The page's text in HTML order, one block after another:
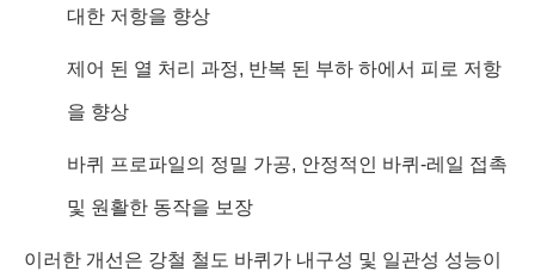
대한 저항을 향상
제어 된 열 처리 과정, 반복 된 부하 하에서 피로 저항
을 향상
바퀴 프로파일의 정밀 가공, 안정적인 바퀴-레일 접촉
및 원활한 동작을 보장
이러한 개선은 강철 철도 바퀴가 내구성 및 일관성 성능이